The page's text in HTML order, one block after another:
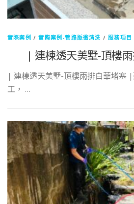
實際案例 /實際案例-管路脈衝清洗 /服務項目
| 連棟透天美墅-頂樓
| 連棟透天美墅-頂樓雨排白華堵塞
工， …